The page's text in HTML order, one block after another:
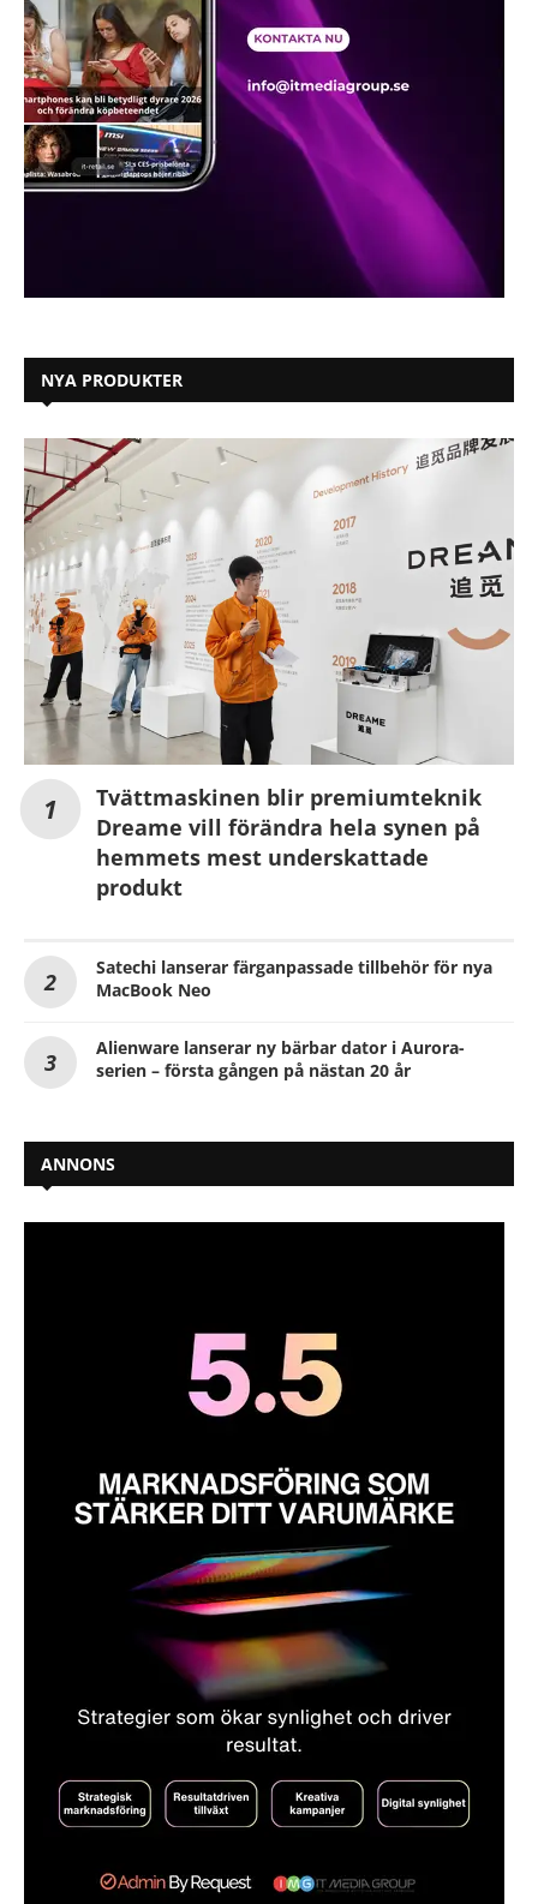
NYA PRODUKTER
Tvättmaskinen blir premiumteknik
Dreame vill förändra hela synen på
hemmets mest underskattade
produkt
Satechi lanserar färganpassade tillbehör för nya
MacBook Neo
Alienware lanserar ny bärbar dator i Aurora-
serien – första gången på nästan 20 år
ANNONS